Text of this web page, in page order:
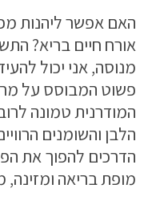
האם אפשר ליהנות
אורח חיים בריא?
מנוסה, אני יכול
פשוט המבוסס על
המודרנית טמונה
הלבן והשומנים
הדרכים להפוך את
מופת בריאה